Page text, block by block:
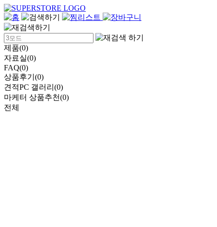
제품(0)
자료실(0)
FAQ(0)
상품후기(0)
견적PC 갤러리(0)
마케터 상품추천(0)
전체